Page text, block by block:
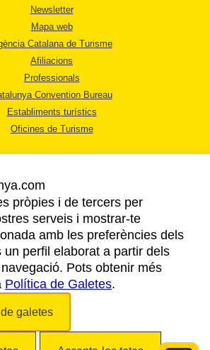
Newsletter
Mapa web
Catalana de Turisme
Afiliacions
Professionals
Convention Bureau
Establiments turístics
Oficines de Turisme
AVÍS LEGAL
POLÍTICA DE PRIVACITAT
COOKIES
ACCESSIBILITAT
pròpies i de tercers per
serveis i mostrar-te
amb les preferències dels
un perfil elaborat a partir dels
Pots obtenir més
Política de Galetes.
galetes